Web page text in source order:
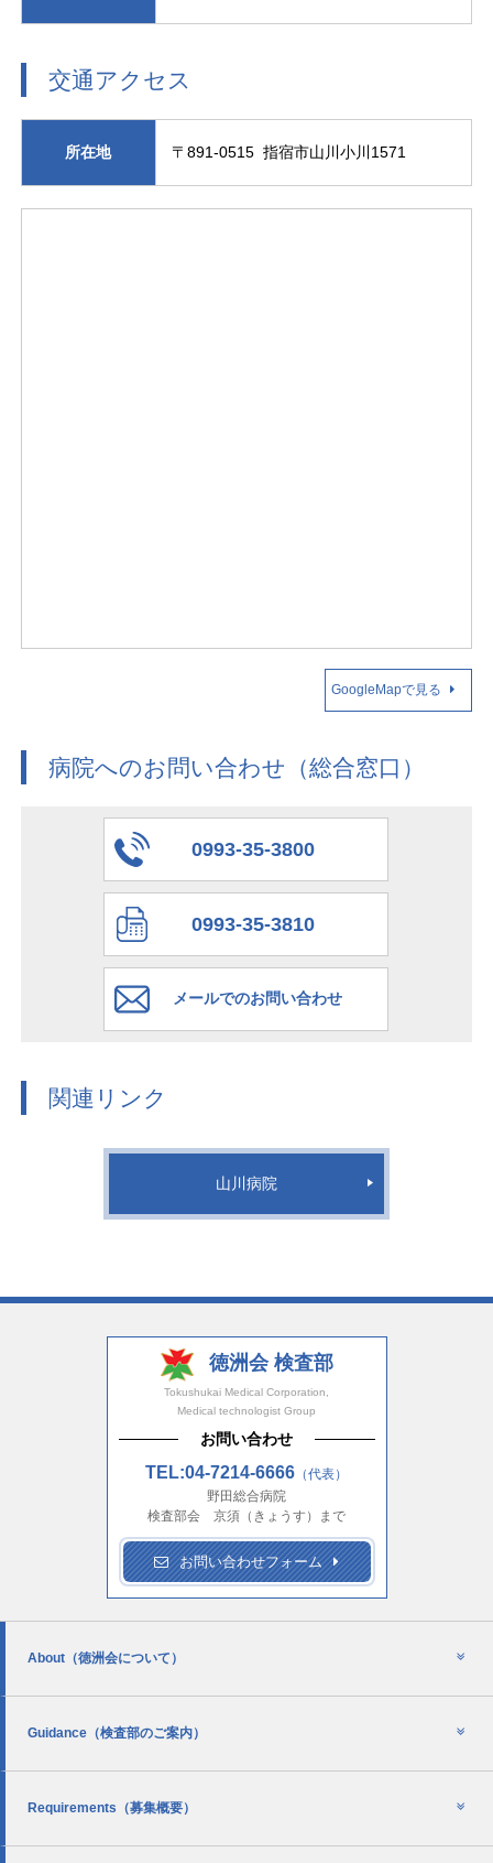
交通アクセス
所在地 〒891-0515 指宿市山川小川1571
GoogleMapで見る
病院へのお問い合わせ（総合窓口）
0993-35-3800
0993-35-3810
メールでのお問い合わせ
関連リンク
山川病院
徳洲会 検査部
Tokushukai Medical Corporation,
Medical technologist Group
お問い合わせ
TEL:04-7214-6666 （代表）
野田総合病院
検査部会 京須（きょうす）まで
お問い合わせフォーム
About （徳洲会について）
Guidance （検査部のご案内）
Requirements （募集概要）